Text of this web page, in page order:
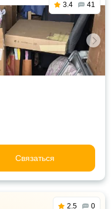
3.4 41
Связаться
2.5 0